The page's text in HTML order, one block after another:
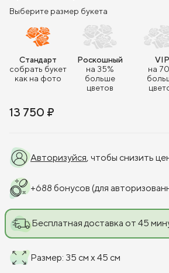
Выберите размер букета
Стандарт
собрать букет
как на фото
Роскошный
на 35%
больше
цветов
VIP
на
13 750 ₽
Авторизуйся, чтобы снизить
+688 бонусов (для
Бесплатная доставка от 45
Размер: 35 см x 45 см